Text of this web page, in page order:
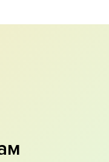
додаткове меню для